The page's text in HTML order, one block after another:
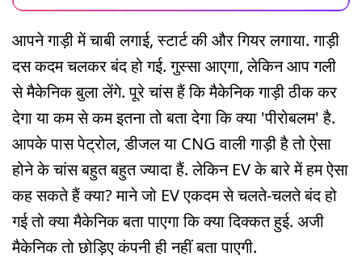
आपने गाड़ी में चाबी लगाई, स्टार्ट की और गियर लगाया. गाड़ी
दस कदम चलकर बंद हो गई. गुस्सा आएगा, लेकिन आप गली
से मैकेनिक बुला लेंगे. पूरे चांस हैं कि मैकेनिक गाड़ी ठीक कर
देगा या कम से कम इतना तो बता देगा कि क्या 'पीरोबलम' है.
आपके पास पेट्रोल, डीजल या CNG वाली गाड़ी है तो ऐसा
होने के चांस बहुत बहुत ज्यादा हैं. लेकिन EV के बारे में हम ऐसा
कह सकते हैं क्या? माने जो EV एकदम से चलते-चलते बंद हो
गई तो क्या मैकेनिक बता पाएगा कि क्या दिक्कत हुई. अजी
मैकेनिक तो छोड़िए कंपनी ही नहीं बता पाएगी.